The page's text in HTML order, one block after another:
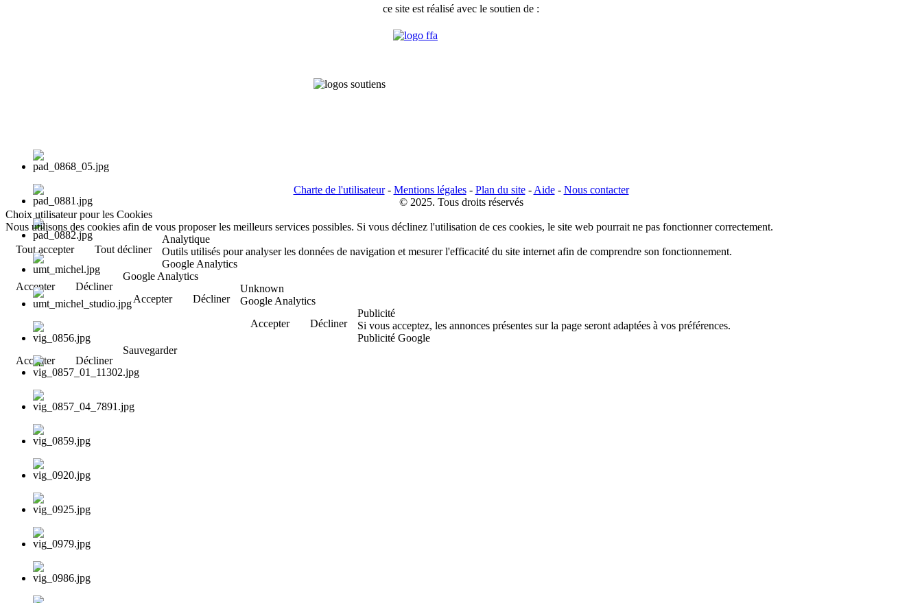
ce site est réalisé avec le soutien de :
Charte de l'utilisateur- Mentions légales- Plan du site- Aide- Nous contacter
© 2025. Tous droits réservés
Choix utilisateur pour les Cookies
Nous utilisons des cookies afin de vous proposer les meilleurs services possibles. Si vous déclinez l'utilisation de ces cookies, le site web pourrait ne pas fonctionner correctement.
Tout accepter
Tout décliner
Analytique
Outils utilisés pour analyser les données de navigation et mesurer l'efficacité du site internet afin de comprendre son fonctionnement.
Google Analytics
Accepter
Décliner
Google Analytics
Accepter
Décliner
Unknown
Google Analytics
Accepter
Décliner
Publicité
Si vous acceptez, les annonces présentes sur la page seront adaptées à vos préférences.
Publicité Google
Accepter
Décliner
Sauvegarder